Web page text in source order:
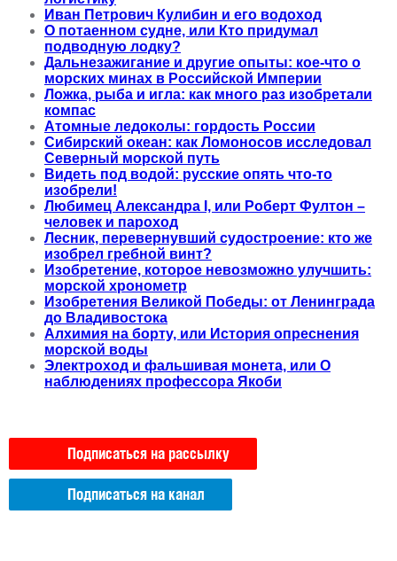
Иван Петрович Кулибин и его водоход
О потаенном судне, или Кто придумал
подводную лодку?
Дальнезажигание и другие опыты: кое-что о
морских минах в Российской Империи
Ложка, рыба и игла: как много раз изобретали
компас
Атомные ледоколы: гордость России
Сибирский океан: как Ломоносов исследовал
Северный морской путь
Видеть под водой: русские опять что-то
изобрели!
Любимец Александра I, или Роберт Фултон –
человек и пароход
Лесник, перевернувший судостроение: кто же
изобрел гребной винт?
Изобретение, которое невозможно улучшить:
морской хронометр
Изобретения Великой Победы: от Ленинграда
до Владивостока
Алхимия на борту, или История опреснения
морской воды
Электроход и фальшивая монета, или О
наблюдениях профессора Якоби
Подписаться на рассылку
Подписаться на канал